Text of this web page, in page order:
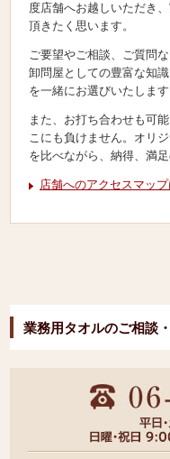
度店舗へお越しいただき
頂きたく思います。
ご要望やご相談、ご質問
卸問屋としての豊富な知
を一緒にお選びいたします
また、お打ち合わせも可
こにも負けません。オリ
を比べながら、納得、満
店舗へのアクセスマッ
業務用タオルのご相談